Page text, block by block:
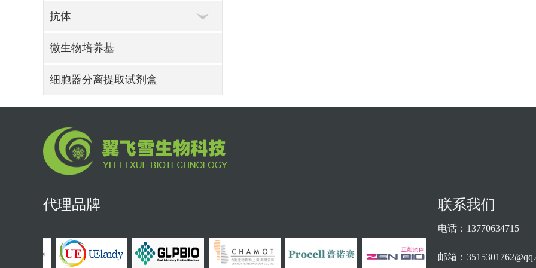
抗体
微生物培养基
细胞器分离提取试剂盒
代理品牌 联系我们
电话：13770634715
邮箱：